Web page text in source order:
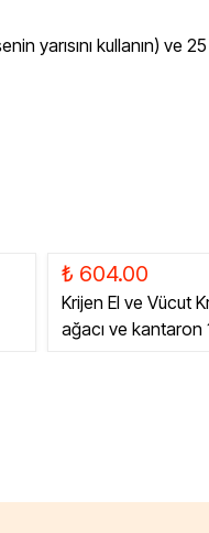
yarısını kullanın) ve
₺ 604.00
Krijen El ve Vücut
ağacı ve kantaron